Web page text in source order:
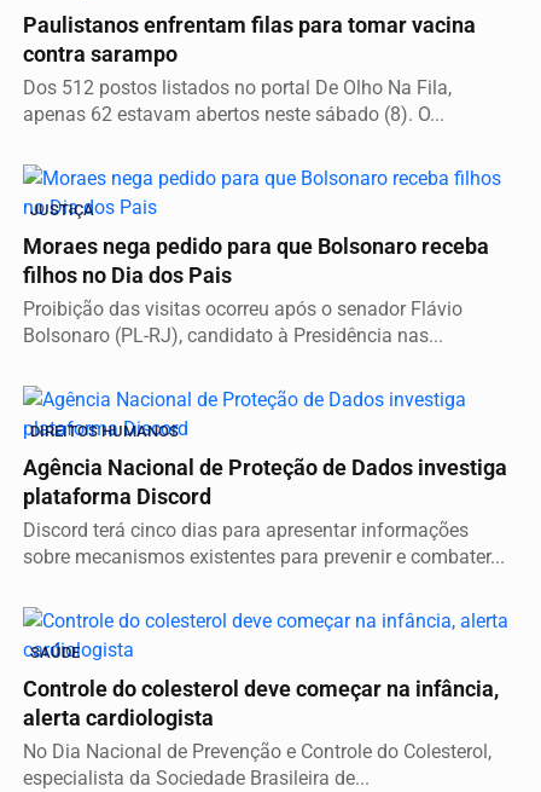
Paulistanos enfrentam filas para tomar vacina
contra sarampo
Dos 512 postos listados no portal De Olho Na Fila,
apenas 62 estavam abertos neste sábado (8). O...
JUSTIÇA
Moraes nega pedido para que Bolsonaro receba
filhos no Dia dos Pais
Proibição das visitas ocorreu após o senador Flávio
Bolsonaro (PL-RJ), candidato à Presidência nas...
DIREITOS HUMANOS
Agência Nacional de Proteção de Dados investiga
plataforma Discord
Discord terá cinco dias para apresentar informações
sobre mecanismos existentes para prevenir e combater...
SAÚDE
Controle do colesterol deve começar na infância,
alerta cardiologista
No Dia Nacional de Prevenção e Controle do Colesterol,
especialista da Sociedade Brasileira de...